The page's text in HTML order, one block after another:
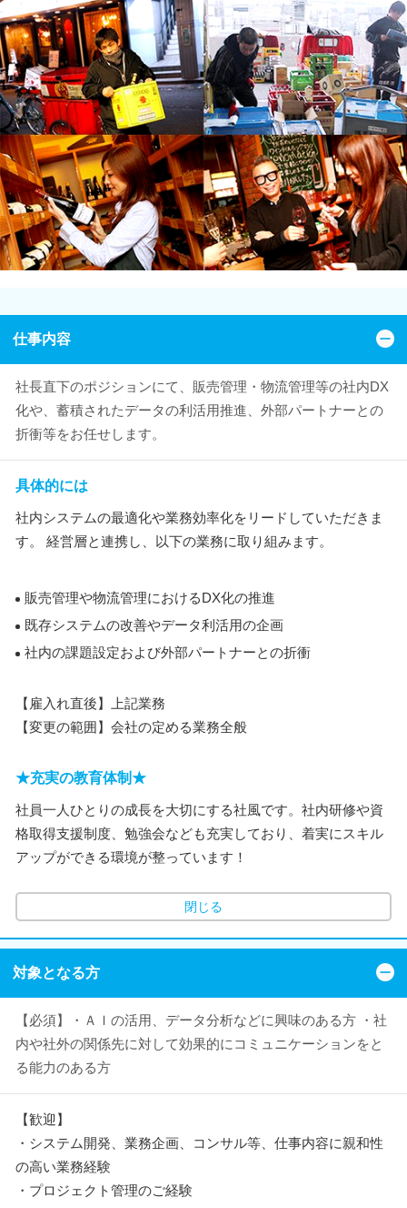
仕事内容
社長直下のポジションにて、販売管理・物流管理等の社内DX
化や、蓄積されたデータの利活用推進、外部パートナーとの
折衝等をお任せします。
具体的には
社内システムの最適化や業務効率化をリードしていただきま
す。 経営層と連携し、以下の業務に取り組みます。
販売管理や物流管理におけるDX化の推進
既存システムの改善やデータ利活用の企画
社内の課題設定および外部パートナーとの折衝
【雇入れ直後】上記業務
【変更の範囲】会社の定める業務全般
★充実の教育体制★
社員一人ひとりの成長を大切にする社風です。社内研修や資
格取得支援制度、勉強会なども充実しており、着実にスキル
アップができる環境が整っています！
閉じる
対象となる方
【必須】・ＡＩの活用、データ分析などに興味のある方 ・社
内や社外の関係先に対して効果的にコミュニケーションをと
る能力のある方
【歓迎】
・システム開発、業務企画、コンサル等、仕事内容に親和性
の高い業務経験
・プロジェクト管理のご経験